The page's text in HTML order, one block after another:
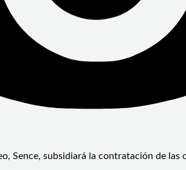
Sence, subsidiará la contratación de